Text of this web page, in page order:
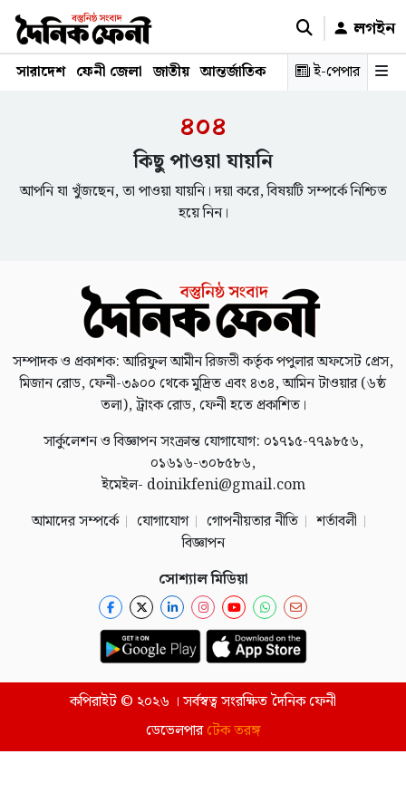
লগইন
সারাদেশ ফেনী জেলা জাতীয় আন্তর্জাতিক রাজনীতি স্বাস্থ্য শিক্ষা
ই-পেপার
৪০৪
কিছু পাওয়া যায়নি
আপনি যা খুঁজছেন, তা পাওয়া যায়নি। দয়া করে, বিষয়টি সম্পর্কে নিশ্চিত
হয়ে নিন।
সম্পাদক ও প্রকাশক: আরিফুল আমীন রিজভী কর্তৃক পপুলার অফসেট প্রেস,
মিজান রোড, ফেনী-৩৯০০ থেকে মুদ্রিত এবং ৪৩৪, আমিন টাওয়ার (৬ষ্ঠ
তলা), ট্রাংক রোড, ফেনী হতে প্রকাশিত।
সার্কুলেশন ও বিজ্ঞাপন সংক্রান্ত যোগাযোগ: ০১৭১৫-৭৭৯৮৫৬,
০১৬১৬-৩০৮৫৮৬,
ইমেইল- doinikfeni@gmail.com
আমাদের সম্পর্কে
যোগাযোগ গোপনীয়তার নীতি
শর্তাবলী
বিজ্ঞাপন
সোশ্যাল মিডিয়া
কপিরাইট © ২০২৬ । সর্বস্বত্ব সংরক্ষিত দৈনিক ফেনী
ডেভেলপারটেক তরঙ্গ